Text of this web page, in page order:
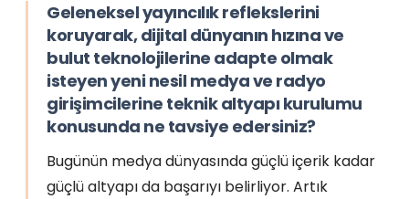
Geleneksel yayıncılık reflekslerini
koruyarak, dijital dünyanın hızına ve
bulut teknolojilerine adapte olmak
isteyen yeni nesil medya ve radyo
girişimcilerine teknik altyapı kurulumu
konusunda ne tavsiye edersiniz?
Bugünün medya dünyasında güçlü içerik kadar
güçlü altyapı da başarıyı belirliyor. Artık